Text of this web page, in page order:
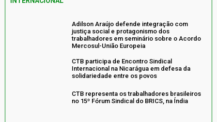
Adilson Araújo defende integração com
justiça social e protagonismo dos
trabalhadores em seminário sobre o Acordo
Mercosul-União Europeia
CTB participa de Encontro Sindical
Internacional na Nicarágua em defesa da
solidariedade entre os povos
CTB representa os trabalhadores brasileiros
no 15º Fórum Sindical do BRICS, na Índia